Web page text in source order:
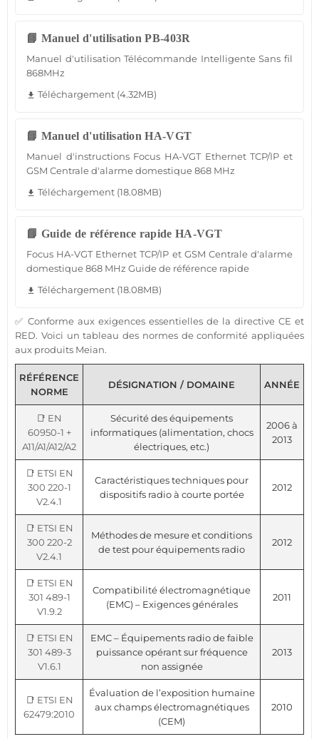
📘 Manuel d'utilisation PB-403R
Manuel d'utilisation Télécommande Intelligente Sans fil
868MHz
file_download Téléchargement (4.32MB)
📘 Manuel d'utilisation HA-VGT
Manuel d'instructions Focus HA-VGT Ethernet TCP/IP et
GSM Centrale d'alarme domestique 868 MHz
file_download Téléchargement (18.08MB)
📘 Guide de référence rapide HA-VGT
Focus HA-VGT Ethernet TCP/IP et GSM Centrale d'alarme
domestique 868 MHz Guide de référence rapide
file_download Téléchargement (18.08MB)
✅ Conforme aux exigences essentielles de la directive CE et
RED. Voici un tableau des normes de conformité appliquées
aux produits Meian.
RÉFÉRENCE
NORME
DÉSIGNATION / DOMAINE ANNÉE
📑 EN
60950-1 +
A11/A1/A12/A2
Sécurité des équipements
informatiques (alimentation, chocs
électriques, etc.)
2006 à
2013
📑 ETSI EN
300 220-1
V2.4.1
Caractéristiques techniques pour
dispositifs radio à courte portée
2012
📑 ETSI EN
300 220-2
V2.4.1
Méthodes de mesure et conditions
de test pour équipements radio
2012
📑 ETSI EN
301 489-1
V1.9.2
Compatibilité électromagnétique
(EMC) – Exigences générales
2011
📑 ETSI EN
301 489-3
V1.6.1
EMC – Équipements radio de faible
puissance opérant sur fréquence
non assignée
2013
📑 ETSI EN
62479:2010
Évaluation de l’exposition humaine
aux champs électromagnétiques
(CEM)
2010